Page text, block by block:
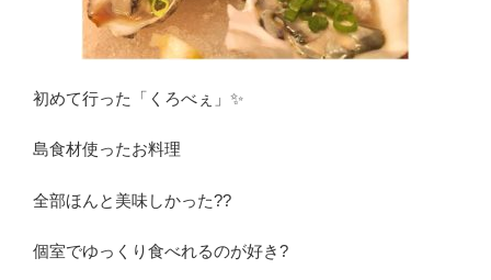
初めて行った「くろべぇ」✨
島食材使ったお料理
全部ほんと美味しかった??
個室でゆっくり食べれるのが好き?